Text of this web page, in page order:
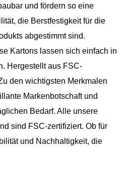
und fördern so eine
die Berstfestigkeit für die
abgestimmt sind.
Kartons lassen sich einfach in
Hergestellt aus FSC-
den wichtigsten Merkmalen
Markenbotschaft und
Bedarf. Alle unsere
sind FSC-zertifiziert. Ob für
und Nachhaltigkeit, die